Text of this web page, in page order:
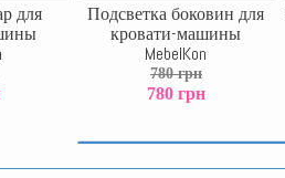
для
Подсветка боковин для
кровати-машины
MebelKon
780 грн
780 грн